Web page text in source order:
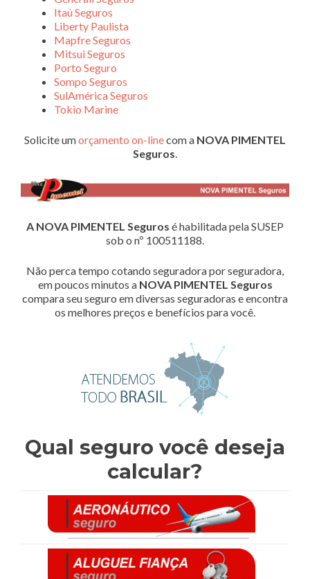
Itaú Seguros
Liberty Paulista
Mapfre Seguros
Mitsui Seguros
Porto Seguro
Sompo Seguros
SulAmérica Seguros
Tokio Marine
Solicite umorçamento on-linecom a NOVA PIMENTEL
Seguros.
A NOVA PIMENTEL Seguros é habilitada pela SUSEP
sob o nº 100511188.
Não perca tempo cotando seguradora por seguradora,
em poucos minutos a NOVA PIMENTEL Seguros
compara seu seguro em diversas seguradoras e encontra
os melhores preços e benefícios para você.
Qual seguro você deseja
calcular?